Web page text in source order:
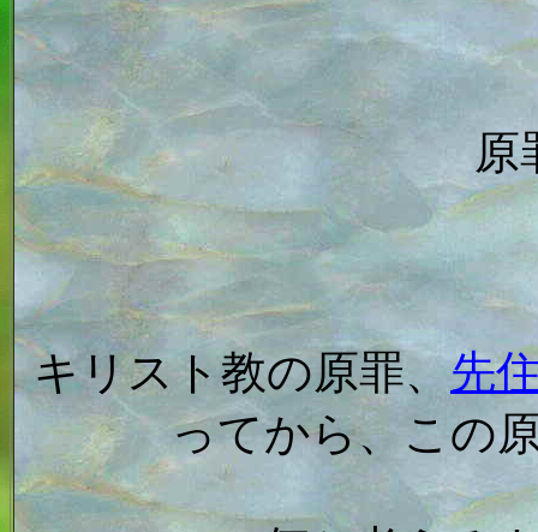
原
キリスト教の原罪、先
ってから、この